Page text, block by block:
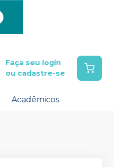
Faça seu login
ou cadastre-se
Acadêmicos